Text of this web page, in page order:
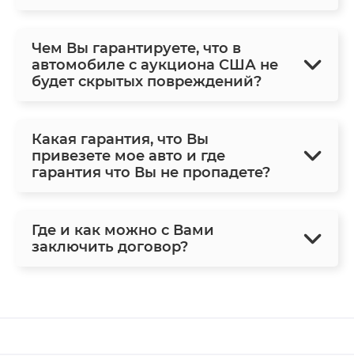
Чем Вы гарантируете, что в
автомобиле с аукциона США не
будет скрытых повреждений?
Какая гарантия, что Вы
привезете мое авто и где
гарантия что Вы не пропадете?
Где и как можно с Вами
заключить договор?